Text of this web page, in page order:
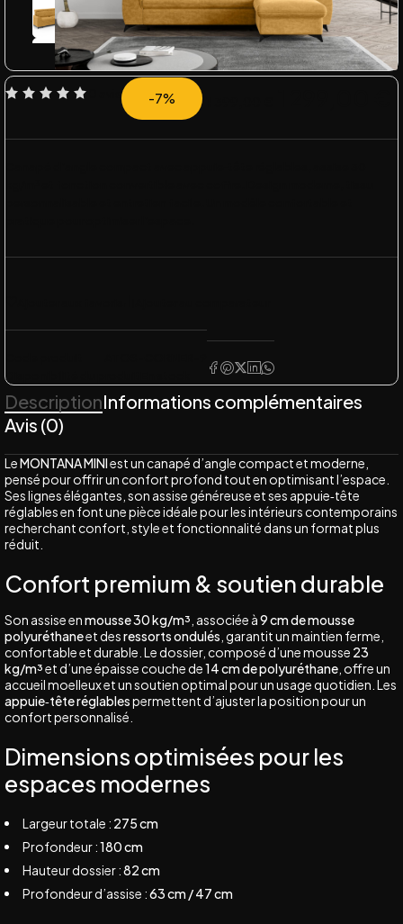
-7%
Disponibilité du produit
DescriptionInformations complémentaires
Avis (0)
LeMONTANA MINIest un canapé d’angle compact et moderne,
pensé pour offrir un confort profond tout en optimisant l’espace.
Ses lignes élégantes, son assise généreuse et ses appuie‑tête
réglables en font une pièce idéale pour les intérieurs contemporains
recherchant confort, style et fonctionnalité dans un format plus
réduit.
Confort premium & soutien durable
Son assise enmousse 30 kg/m³ , associée à9 cm de mousse
polyuréthaneet desressorts ondulés , garantit un maintien ferme,
confortable et durable. Le dossier, composé d’une mousse 23
kg/m³et d’une épaisse couche de14 cm de polyuréthane , offre un
accueil moelleux et un soutien optimal pour un usage quotidien. Les
appuie‑tête réglablespermettent d’ajuster la position pour un
confort personnalisé.
Dimensions optimisées pour les
espaces modernes
Largeur totale : 275 cm
Profondeur :180 cm
Hauteur dossier :82 cm
Profondeur d’assise :63 cm / 47 cm